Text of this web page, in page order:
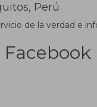
Perú
de la verdad e